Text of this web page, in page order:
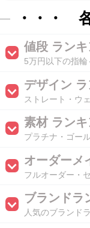
・・・
値段 ラン
5万円以下の指
デザイン
ストレート・ウ
素材 ラン
プラチナ・ゴー
オーダーメ
フルオーダー・
ブランドラ
人気のブランド